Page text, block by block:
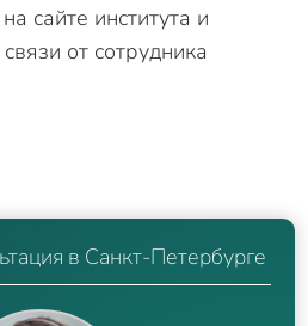
сайте института и
от сотрудника
в Санкт-Петербурге